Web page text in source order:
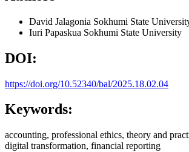
David Jalagonia Sokhumi State
Iuri Papaskua Sokhumi State University
DOI:
https://doi.org/10.52340/bal/2025.18.02.04
Keywords:
accounting, professional ethics, theory and
digital transformation, financial reporting